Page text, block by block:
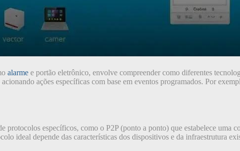
alarme e portão eletrônico, envolve compreender como diferentes
ações específicas com base em eventos programados. Por
protocolos específicos, como o P2P (ponto a ponto) que estabelece
ideal depende das características dos dispositivos e da infraestrutura